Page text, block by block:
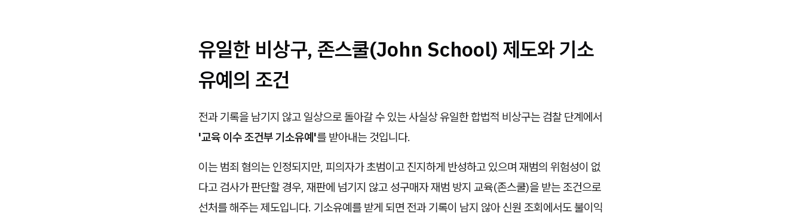
유일한 비상구, 존스쿨(John School) 제도와 기소
유예의 조건
전과 기록을 남기지 않고 일상으로 돌아갈 수 있는 사실상 유일한 합법적 비상구는 검찰 단계에서
'교육 이수 조건부 기소유예'를 받아내는 것입니다.
이는 범죄 혐의는 인정되지만, 피의자가 초범이고 진지하게 반성하고 있으며 재범의 위험성이 없
다고 검사가 판단할 경우, 재판에 넘기지 않고 성구매자 재범 방지 교육(존스쿨)을 받는 조건으로
선처를 해주는 제도입니다. 기소유예를 받게 되면 전과 기록이 남지 않아 신원 조회에서도 불이익